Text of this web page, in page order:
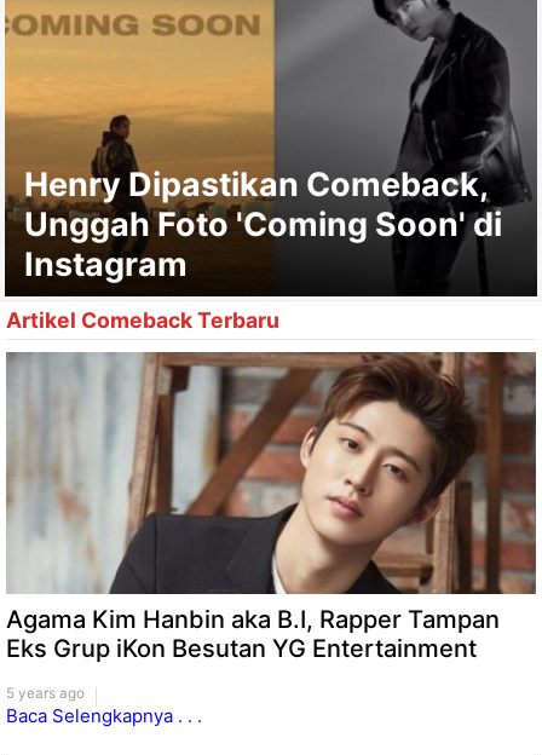
Henry Dipastikan Comeback,
Unggah Foto 'Coming Soon' di
Instagram
Artikel Comeback Terbaru
Agama Kim Hanbin aka B.I, Rapper Tampan
Eks Grup iKon Besutan YG Entertainment
5 years ago
Baca Selengkapnya . . .